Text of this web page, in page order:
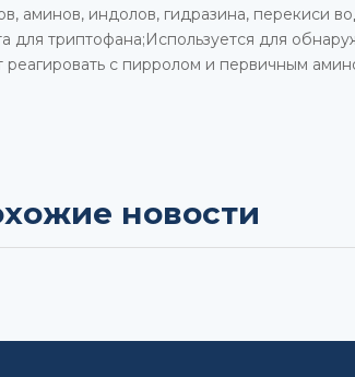
аминов, индолов, гидразина, перекиси
для триптофана;Используется для
с пирролом и первичным
новости